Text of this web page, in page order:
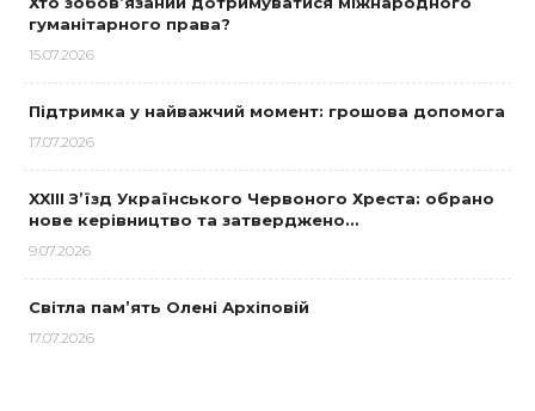
гуманітарного права?
15.07.2026
Підтримка у найважчий момент: грошова допомога
17.07.2026
XXIII З’їзд Українського Червоного Хреста: обрано
нове керівництво та затверджено…
9.07.2026
Світла пам’ять Олені Архіповій
17.07.2026